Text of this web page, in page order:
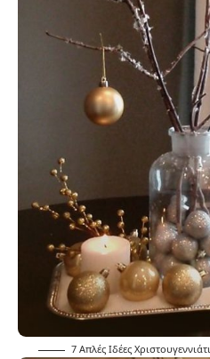
7 Απλές Ιδέες